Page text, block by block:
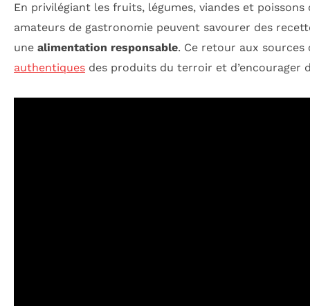
En privilégiant les fruits, légumes, viandes et
amateurs de gastronomie peuvent savourer des
une alimentation responsable. Ce retour aux
authentiques des produits du terroir et d’encourager